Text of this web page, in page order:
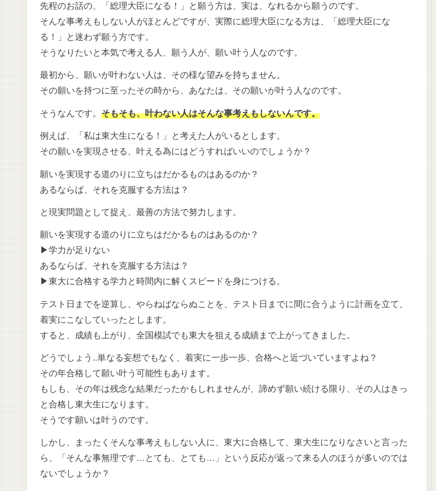
先程のお話の、「総理大臣になる！」と願う方は、実は、なれるから願うのです。
そんな事考えもしない人がほとんどですが、実際に総理大臣になる方は、「総理大臣にな
る！」と迷わず願う方です。
そうなりたいと本気で考える人、願う人が、願い叶う人なのです。
最初から、願いが叶わない人は、その様な望みを持ちません。
その願いを持つに至ったその時から、あなたは、その願いが叶う人なのです。
そうなんです。 そもそも、叶わない人はそんな事考えもしないんです。
例えば、「私は東大生になる！」と考えた人がいるとします。
その願いを実現させる、叶える為にはどうすればいいのでしょうか？
願いを実現する道のりに立ちはだかるものはあるのか？
あるならば、それを克服する方法は？
と現実問題として捉え、最善の方法で努力します。
願いを実現する道のりに立ちはだかるものはあるのか？
▶学力が足りない
あるならば、それを克服する方法は？
▶東大に合格する学力と時間内に解くスピードを身につける。
テスト日までを逆算し、やらねばならぬことを、テスト日までに間に合うように計画を立て、
着実にこなしていったとします。
すると、成績も上がり、全国模試でも東大を狙える成績まで上がってきました。
どうでしょう..単なる妄想でもなく、着実に一歩一歩、合格へと近づいていますよね？
その年合格して願い叶う可能性もあります。
もしも、その年は残念な結果だったかもしれませんが、諦めず願い続ける限り、その人はきっ
と合格し東大生になります。
そうです願いは叶うのです。
しかし、まったくそんな事考えもしない人に、東大に合格して、東大生になりなさいと言った
ら、「そんな事無理です…とても、とても…」という反応が返って来る人のほうが多いのでは
ないでしょうか？